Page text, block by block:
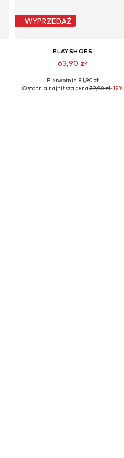
WYPRZEDAŻ
PLAYSHOES
63,90 zł
Dostępne w różnych rozmiarach
Pierwotnie: 81,90 zł
Ostatnia najniższa cena:72,90 zł-12%